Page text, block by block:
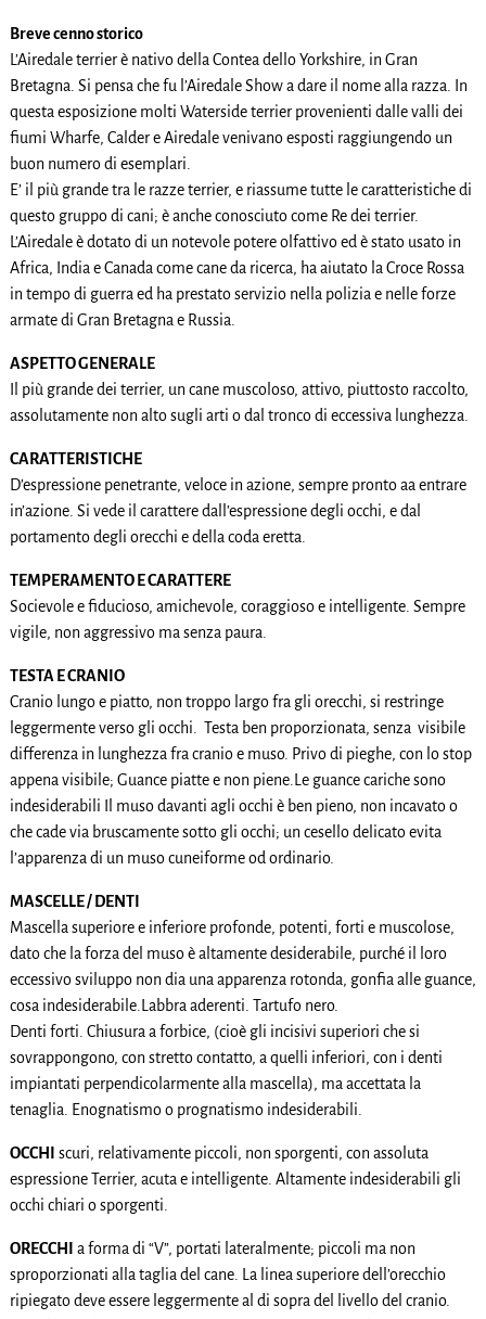
Breve cenno storico
L’Airedale terrier è nativo della Contea dello Yorkshire, in Gran
Bretagna. Si pensa che fu l’Airedale Show a dare il nome alla razza. In
questa esposizione molti Waterside terrier provenienti dalle valli dei
fiumi Wharfe, Calder e Airedale venivano esposti raggiungendo un
buon numero di esemplari.
E’ il più grande tra le razze terrier, e riassume tutte le caratteristiche di
questo gruppo di cani; è anche conosciuto come Re dei terrier.
L’Airedale è dotato di un notevole potere olfattivo ed è stato usato in
Africa, India e Canada come cane da ricerca, ha aiutato la Croce Rossa
in tempo di guerra ed ha prestato servizio nella polizia e nelle forze
armate di Gran Bretagna e Russia.
ASPETTO GENERALE
Il più grande dei terrier, un cane muscoloso, attivo, piuttosto raccolto,
assolutamente non alto sugli arti o dal tronco di eccessiva lunghezza.
CARATTERISTICHE
D’espressione penetrante, veloce in azione, sempre pronto aa entrare
in’azione. Si vede il carattere dall’espressione degli occhi, e dal
portamento degli orecchi e della coda eretta.
TEMPERAMENTO E CARATTERE
Socievole e fiducioso, amichevole, coraggioso e intelligente. Sempre
vigile, non aggressivo ma senza paura.
TESTA E CRANIO
Cranio lungo e piatto, non troppo largo fra gli orecchi, si restringe
leggermente verso gli occhi. Testa ben proporzionata, senza visibile
differenza in lunghezza fra cranio e muso. Privo di pieghe, con lo stop
appena visibile; Guance piatte e non piene.Le guance cariche sono
indesiderabili Il muso davanti agli occhi è ben pieno, non incavato o
che cade via bruscamente sotto gli occhi; un cesello delicato evita
l’apparenza di un muso cuneiforme od ordinario.
MASCELLE / DENTI
Mascella superiore e inferiore profonde, potenti, forti e muscolose,
dato che la forza del muso è altamente desiderabile, purché il loro
eccessivo sviluppo non dia una apparenza rotonda, gonfia alle guance,
cosa indesiderabile.Labbra aderenti. Tartufo nero.
Denti forti. Chiusura a forbice, (cioè gli incisivi superiori che si
sovrappongono, con stretto contatto, a quelli inferiori, con i denti
impiantati perpendicolarmente alla mascella), ma accettata la
tenaglia. Enognatismo o prognatismo indesiderabili.
OCCHI scuri, relativamente piccoli, non sporgenti, con assoluta
espressione Terrier, acuta e intelligente. Altamente indesiderabili gli
occhi chiari o sporgenti.
ORECCHI a forma di “V”, portati lateralmente; piccoli ma non
sproporzionati alla taglia del cane. La linea superiore dell’orecchio
ripiegato deve essere leggermente al di sopra del livello del cranio.